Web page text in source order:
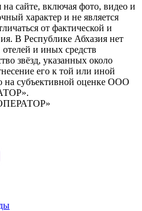
сайте, включая фото, видео и
характер и не является
от фактической и
В Республике Абхазия нет
и иных средств
звёзд, указанных около
его к той или иной
на субъективной оценке ООО